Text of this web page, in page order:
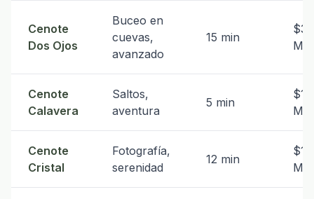
Cenote
Dos Ojos
Buceo en
cuevas,
avanzado
15 min
Cenote
Calavera
Saltos,
aventura
5 min
Cenote
Cristal
Fotografía,
serenidad
12 min